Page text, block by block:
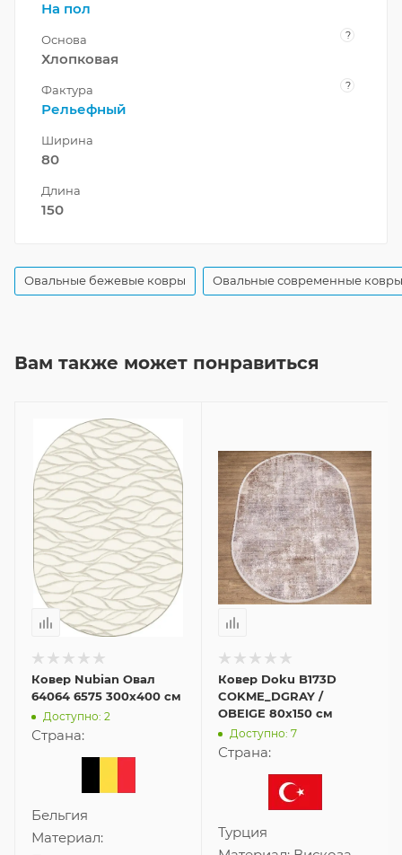
На пол
Основа ?
Хлопковая
Фактура ?
Рельефный
Ширина
80
Длина
150
Овальные бежевые ковры Овальные современные ковры
Вам также может понравиться
Ковер Nubian Овал
64064 6575 300x400 см
Доступно: 2
Страна:
Бельгия
Материал:
Ковер Doku B173D
COKME_DGRAY /
OBEIGE 80x150 см
Доступно: 7
Страна:
Турция